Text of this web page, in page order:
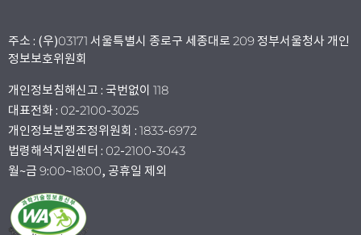
주소 : (우)03171 서울특별시 종로구 세종대로 209 정부서울청사 개인
정보보호위원회
개인정보침해신고 : 국번없이 118
대표전화 : 02-2100-3025
개인정보분쟁조정위원회 : 1833-6972
법령해석지원센터 : 02-2100-3043
월~금 9:00~18:00, 공휴일 제외